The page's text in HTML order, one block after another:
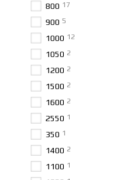
800 17
900 5
1000 12
1050 2
1200 2
1500 2
1600 2
2550 1
350 1
1400 2
1100 1